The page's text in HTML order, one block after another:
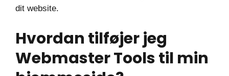
dit website.
Hvordan tilføjer jeg
Webmaster Tools til min